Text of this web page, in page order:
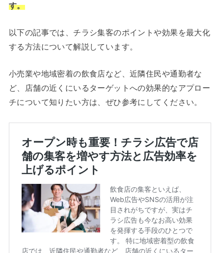
す。
以下の記事では、チラシ集客のポイントや効果を最大化
する方法について解説しています。
小売業や地域密着の飲食店など、近隣住民や通勤者な
ど、店舗の近くにいるターゲットへの効果的なアプロー
チについて知りたい方は、ぜひ参考にしてください。